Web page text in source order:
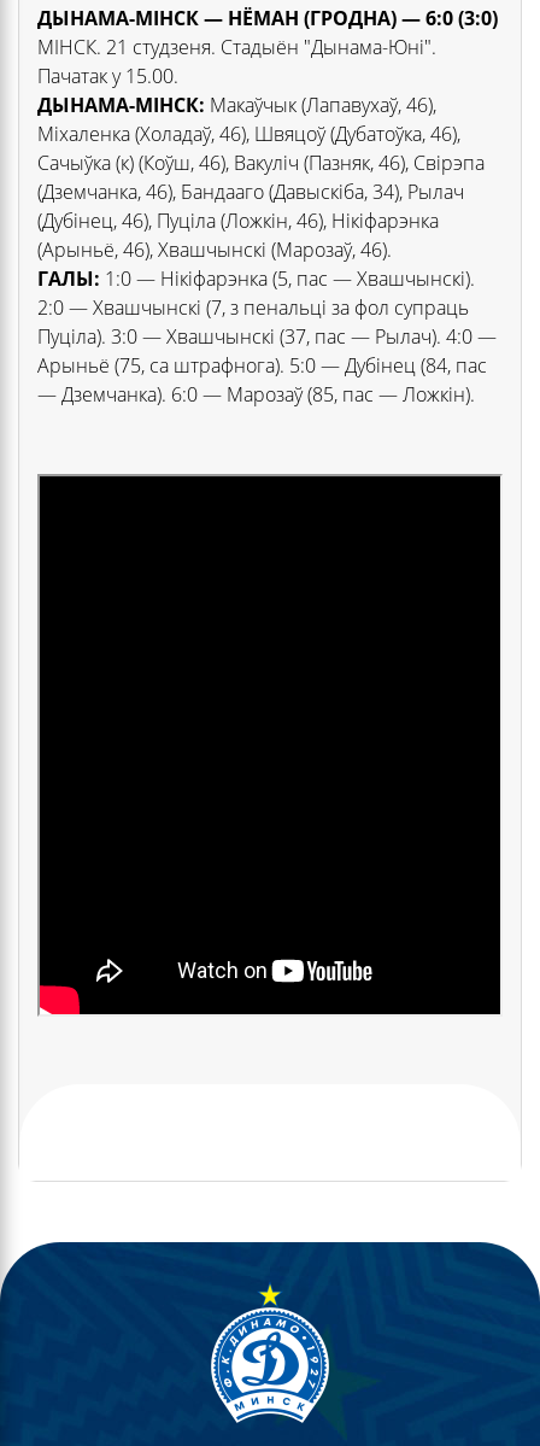
ДЫНАМА-МІНСК — НЁМАН (ГРОДНА) — 6:0 (3:0)
МІНСК. 21 студзеня. Стадыён "Дынама-Юні".
Пачатак у 15.00.
ДЫНАМА-МІНСК: Макаўчык (Лапавухаў, 46),
Міхаленка (Холадаў, 46), Швяцоў (Дубатоўка, 46),
Сачыўка (к) (Коўш, 46), Вакуліч (Пазняк, 46), Свірэпа
(Дземчанка, 46), Бандааго (Давыскіба, 34), Рылач
(Дубінец, 46), Пуціла (Ложкін, 46), Нікіфарэнка
(Арыньё, 46), Хвашчынскі (Марозаў, 46).
ГАЛЫ: 1:0 — Нікіфарэнка (5, пас — Хвашчынскі).
2:0 — Хвашчынскі (7, з пенальці за фол супраць
Пуціла). 3:0 — Хвашчынскі (37, пас — Рылач). 4:0 —
Арыньё (75, са штрафнога). 5:0 — Дубінец (84, пас
— Дземчанка). 6:0 — Марозаў (85, пас — Ложкін).